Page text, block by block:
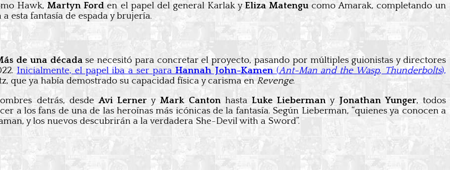
Hawk,Martyn Forden el papel del general Karlak y Eliza Matengucomo Amarak, completando un
esta fantasía de espada y brujería.
de una décadase necesitó para concretar el proyecto, pasando por múltiples guionistas y directores
Inicialmente, el papel iba a ser para Hannah John-Kamen(Ant-Man and the Wasp, Thunderbolts),
que ya había demostrado su capacidad física y carisma enRevenge.
detrás, desdeAvi Lerner y Mark CantonhastaLuke Lieberman y Jonathan Yunger, todos
a los fans de una de las heroínas más icónicas de la fantasía. Según Lieberman, “quienes ya conocen a
y los nuevos descubrirán a la verdadera She-Devil with a Sword”.